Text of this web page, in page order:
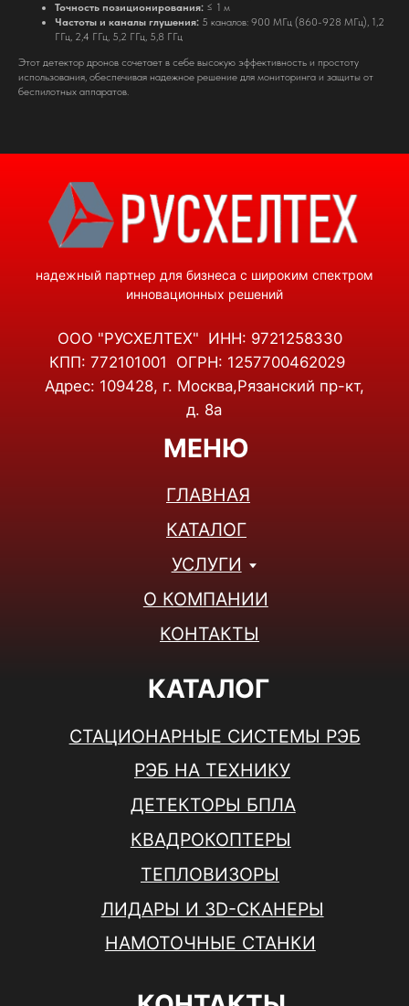
Точность позиционирования: ≤ 1 м
Частоты и каналы глушения: 5 каналов: 900 МГц (860-928 МГц), 1,2
ГГц, 2,4 ГГц, 5,2 ГГц, 5,8 ГГц
Этот детектор дронов сочетает в себе высокую эффективность и простоту
использования, обеспечивая надежное решение для мониторинга и защиты от
беспилотных аппаратов.
© 2025, ООО "РУСХЕЛТЕХ" Все права защищены.
Политика конфиденциальности
О КОМПАНИИ
КОНТАКТЫ
КАТАЛОГ
КВАДРОКОПТЕРЫ
ТЕПЛОВИЗОРЫ
ПН-ПТ: 9:00 - 18:00
ЛИДАРЫ И 3D-СКАНЕРЫ
КОНТАКТЫ
+7(495)001-47-38
+7(926)853-15-38
Telegram
info@rusheltech.ru
WhatsApp